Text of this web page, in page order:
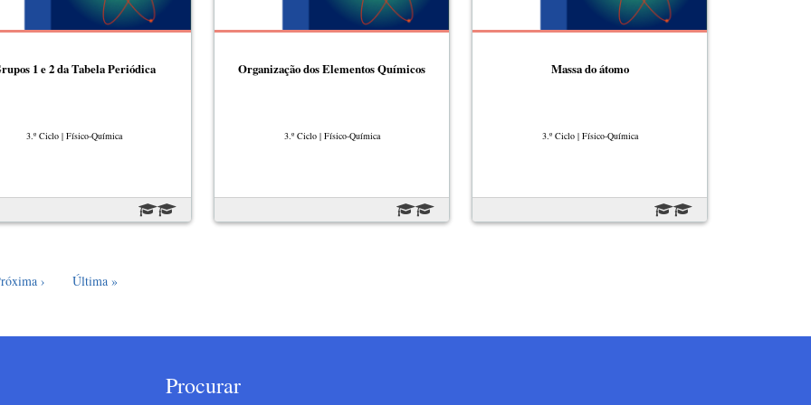
1 e 2 da Tabela Periódica
3.º Ciclo | Físico-Química
Organização dos Elementos Químicos
3.º Ciclo | Físico-Química
Massa do átomo
3.º Ciclo | Físico-Química
página
› Última página
Última »
Procurar